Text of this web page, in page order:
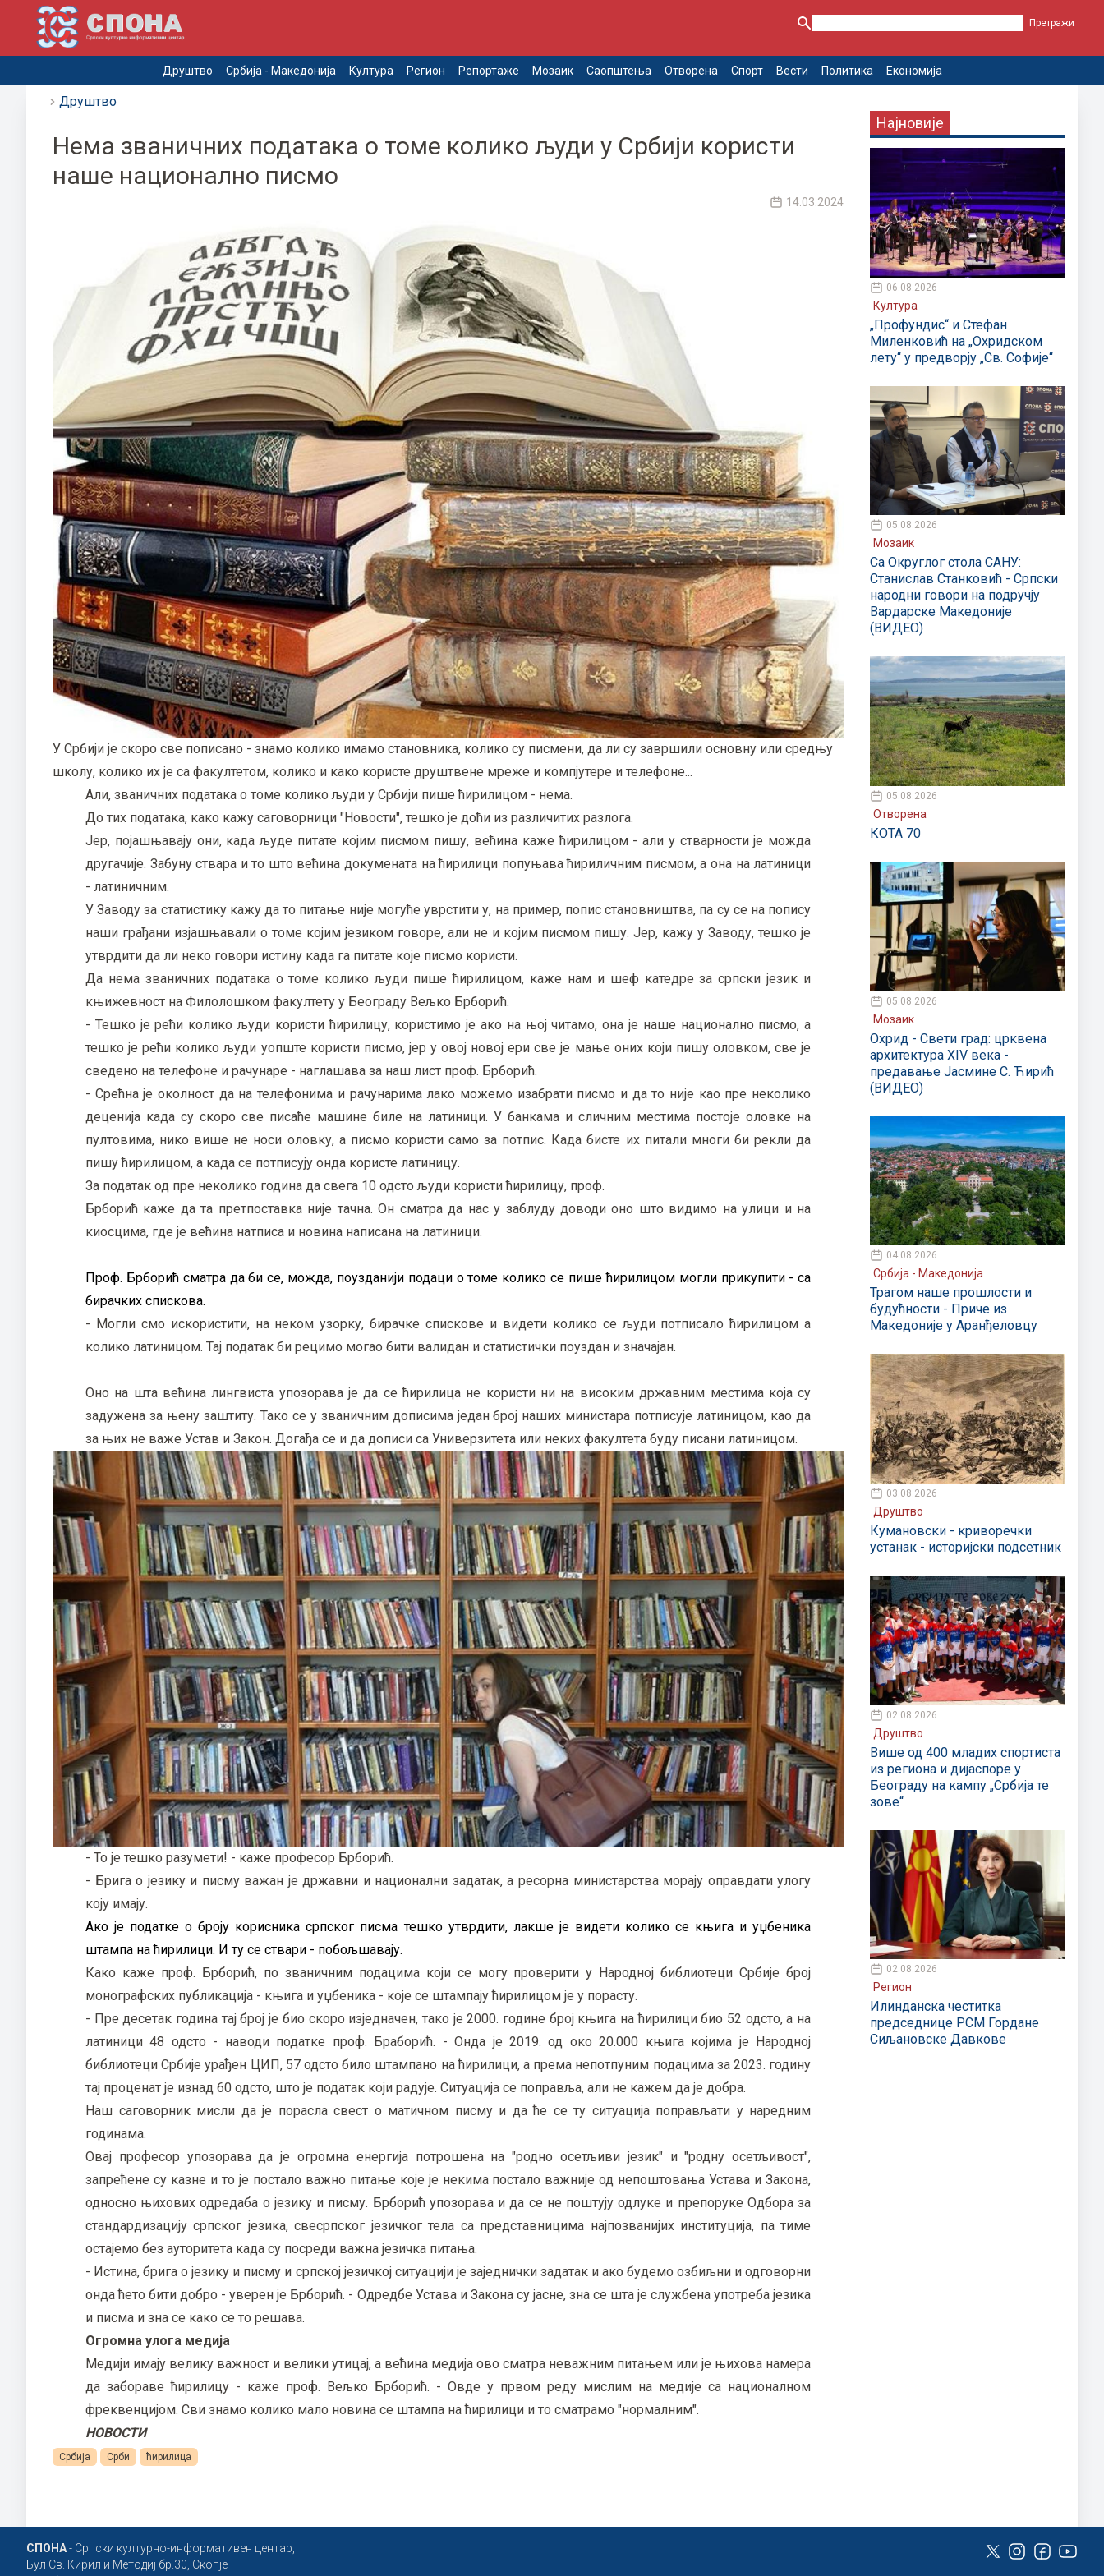
Друштво Србија - Македонија Култура Регион Репортаже Мозаик Саопштења Отворена Спорт Вести Политика Економија
Друштво
Нема званичних података о томе колико људи у Србији користи
наше национално писмо
14.03.2024
У Србији је скоро све пописано - знамо колико имамо становника, колико су писмени, да ли су завршили основну или средњу
школу, колико их је са факултетом, колико и како користе друштвене мреже и компјутере и телефоне...
Али, званичних података о томе колико људи у Србији пише ћирилицом - нема.
До тих података, како кажу саговорници "Новости", тешко је доћи из различитих разлога.
Јер, појашњавају они, када људе питате којим писмом пишу, већина каже ћирилицом - али у стварности је можда
другачије. Забуну ствара и то што већина докумената на ћирилици попуњава ћириличним писмом, а она на латиници
- латиничним.
У Заводу за статистику кажу да то питање није могуће уврстити у, на пример, попис становништва, па су се на попису
наши грађани изјашњавали о томе којим језиком говоре, али не и којим писмом пишу. Јер, кажу у Заводу, тешко је
утврдити да ли неко говори истину када га питате које писмо користи.
Да нема званичних података о томе колико људи пише ћирилицом, каже нам и шеф катедре за српски језик и
књижевност на Филолошком факултету у Београду Вељко Брборић.
- Тешко је рећи колико људи користи ћирилицу, користимо је ако на њој читамо, она је наше национално писмо, а
тешко је рећи колико људи уопште користи писмо, јер у овој новој ери све је мање оних који пишу оловком, све је
сведено на телефоне и рачунаре - наглашава за наш лист проф. Брборић.
- Срећна је околност да на телефонима и рачунарима лако можемо изабрати писмо и да то није као пре неколико
деценија када су скоро све писаће машине биле на латиници. У банкама и сличним местима постоје оловке на
пултовима, нико више не носи оловку, а писмо користи само за потпис. Када бисте их питали многи би рекли да
пишу ћирилицом, а када се потписују онда користе латиницу.
За податак од пре неколико година да свега 10 одсто људи користи ћирилицу, проф.
Брборић каже да та претпоставка није тачна. Он сматра да нас у заблуду доводи оно што видимо на улици и на
киосцима, где је већина натписа и новина написана на латиници.
Проф. Брборић сматра да би се, можда, поузданији подаци о томе колико се пише ћирилицом могли прикупити - са
бирачких спискова.
- Могли смо искористити, на неком узорку, бирачке спискове и видети колико се људи потписало ћирилицом а
колико латиницом. Тај податак би рецимо могао бити валидан и статистички поуздан и значајан.
Оно на шта већина лингвиста упозорава је да се ћирилица не користи ни на високим државним местима која су
задужена за њену заштиту. Тако се у званичним дописима један број наших министара потписује латиницом, као да
за њих не важе Устав и Закон. Догађа се и да дописи са Универзитета или неких факултета буду писани латиницом.
- То је тешко разумети! - каже професор Брборић.
- Брига о језику и писму важан је државни и национални задатак, а ресорна министарства морају оправдати улогу
коју имају.
Ако је податке о броју корисника српског писма тешко утврдити, лакше је видети колико се књига и уџбеника
штампа на ћирилици. И ту се ствари - побољшавају.
Како каже проф. Брборић, по званичним подацима који се могу проверити у Народној библиотеци Србије број
монографских публикација - књига и уџбеника - које се штампају ћирилицом је у порасту.
- Пре десетак година тај број је био скоро изједначен, тако је 2000. године број књига на ћирилици био 52 одсто, а на
латиници 48 одсто - наводи податке проф. Браборић. - Онда је 2019. од око 20.000 књига којима је Народној
библиотеци Србије урађен ЦИП, 57 одсто било штампано на ћирилици, а према непотпуним подацима за 2023. годину
тај проценат је изнад 60 одсто, што је податак који радује. Ситуација се поправља, али не кажем да је добра.
Наш саговорник мисли да је порасла свест о матичном писму и да ће се ту ситуација поправљати у наредним
годинама.
Овај професор упозорава да је огромна енергија потрошена на "родно осетљиви језик" и "родну осетљивост",
запрећене су казне и то је постало важно питање које је некима постало важније од непоштовања Устава и Закона,
односно њихових одредаба о језику и писму. Брборић упозорава и да се не поштују одлуке и препоруке Одбора за
стандардизацију српског језика, свесрпског језичког тела са представницима најпозванијих институција, па тиме
остајемо без ауторитета када су посреди важна језичка питања.
- Истина, брига о језику и писму и српској језичкој ситуацији је заједнички задатак и ако будемо озбиљни и одговорни
онда ћето бити добро - уверен је Брборић. - Одредбе Устава и Закона су јасне, зна се шта је службена употреба језика
и писма и зна се како се то решава.
Огромна улога медија
Медији имају велику важност и велики утицај, а већина медија ово сматра неважним питањем или је њихова намера
да забораве ћирилицу - каже проф. Вељко Брборић. - Овде у првом реду мислим на медије са националном
фреквенцијом. Сви знамо колико мало новина се штампа на ћирилици и то сматрамо "нормалним".
НОВОСТИ
Србија Срби ћирилица
Најновије
06.08.2026
Култура
„Профундис“ и Стефан
Миленковић на „Охридском
лету“ у предворју „Св. Софије“
05.08.2026
Мозаик
Са Округлог стола САНУ:
Станислав Станковић - Српски
народни говори на подручју
Вардарске Македоније
(ВИДЕО)
05.08.2026
Отворена
КОТА 70
05.08.2026
Мозаик
Охрид - Свети град: црквена
архитектура XIV века -
предавање Јасмине С. Ћирић
(ВИДЕО)
04.08.2026
Србија - Македонија
Трагом наше прошлости и
будућности - Приче из
Македоније у Аранђеловцу
03.08.2026
Друштво
Кумановски - криворечки
устанак - историјски подсетник
02.08.2026
Друштво
Више од 400 младих спортиста
из региона и дијаспоре у
Београду на кампу „Србија те
зове“
02.08.2026
Регион
Илинданска честитка
председнице РСМ Гордане
Сиљановске Давкове
СПОНА- Српски културно-информативен центар,
Бул Св. Кирил и Методиј бр.30, Скопје